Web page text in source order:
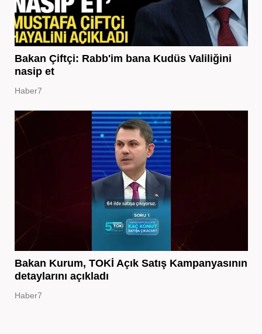
Bakan Çiftçi: Rabb'im bana Kudüs Valiliğini
nasip et
Haber7
Bakan Kurum, TOKİ Açık Satış Kampanyasının
detaylarını açıkladı
Haber7